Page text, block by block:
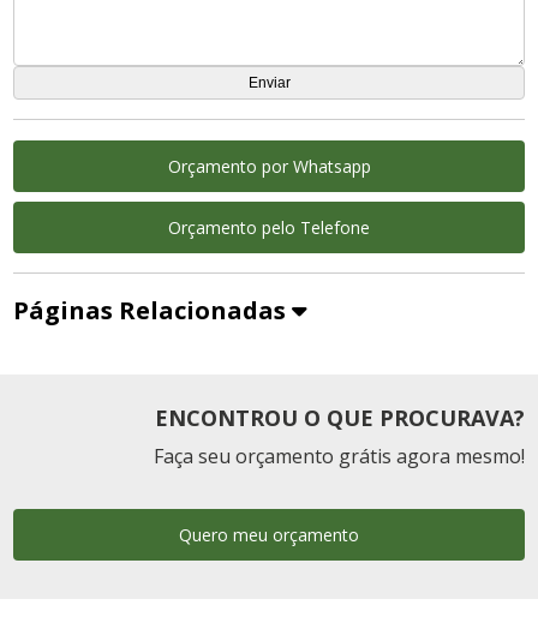
Orçamento por Whatsapp
Orçamento pelo Telefone
Páginas Relacionadas
ENCONTROU O QUE PROCURAVA?
Faça seu orçamento grátis agora mesmo!
Quero meu orçamento